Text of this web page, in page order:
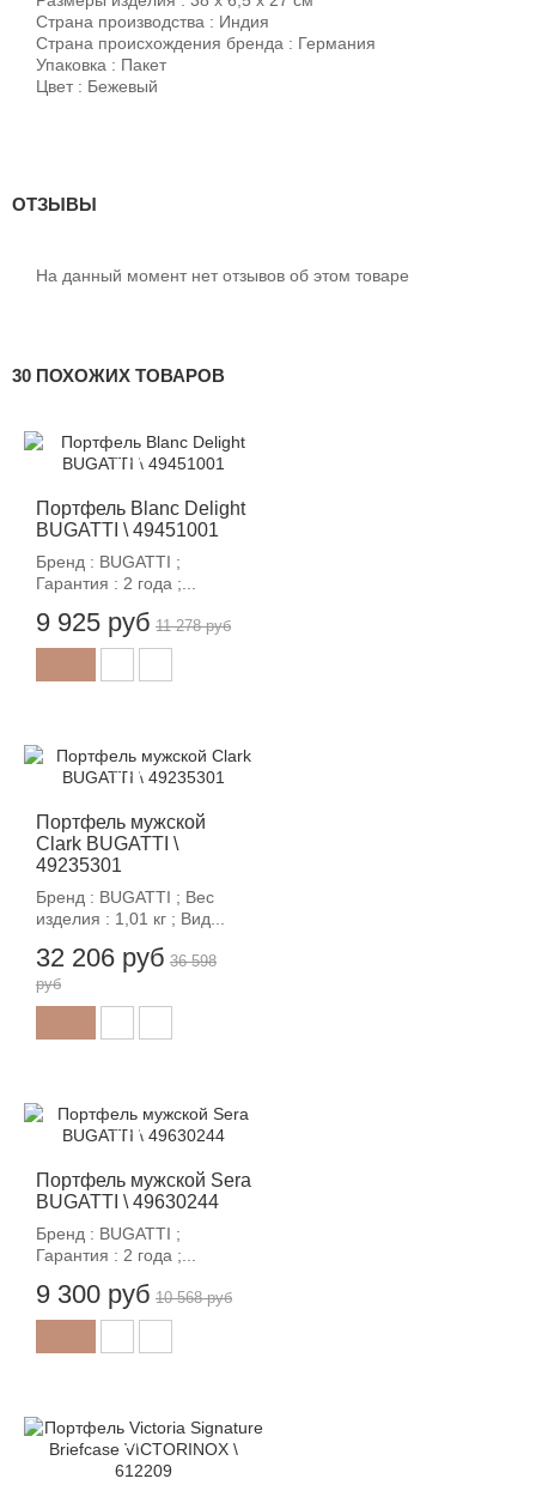
Страна производства : Индия
Страна происхождения бренда : Германия
Упаковка : Пакет
Цвет : Бежевый
ОТЗЫВЫ
На данный момент нет отзывов об этом товаре
30 ПОХОЖИХ ТОВАРОВ
Портфель Blanc Delight
BUGATTI \ 49451001
Бренд : BUGATTI ;
Гарантия : 2 года ;...
9 925 руб
-12%
11 278 руб
Портфель мужской
Clark BUGATTI \
49235301
Бренд : BUGATTI ; Вес
изделия : 1,01 кг ; Вид...
32 206 руб
-12%
36 598
руб
Портфель мужской Sera
BUGATTI \ 49630244
Бренд : BUGATTI ;
Гарантия : 2 года ;...
9 300 руб
-12%
10 568 руб
-12%